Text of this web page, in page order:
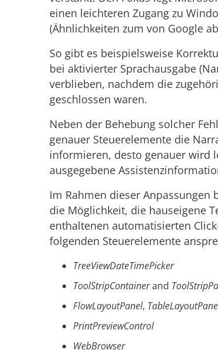
einen leichteren Zugang zu
(Ähnlichkeiten zum von Google
So gibt es beispielsweise
bei aktivierter Sprachausgabe
verblieben, nachdem die
geschlossen waren.
Neben der Behebung solcher
genauer Steuerelemente die
informieren, desto genauer wird
ausgegebene
Im Rahmen dieser Anpassungen
die Möglichkeit, die hauseigene
enthaltenen automatisierten
folgenden Steuerelemente
TreeViewDateTimePicker
ToolStripContainerand
FlowLayoutPanel,
PrintPreviewControl
WebBrowser